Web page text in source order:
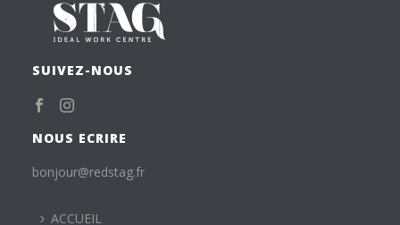
SUIVEZ-NOUS
NOUS ECRIRE
bonjour@redstag.fr
ACCUEIL